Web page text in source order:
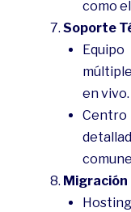
como
Soporte
en vivo.